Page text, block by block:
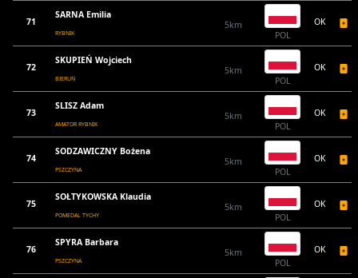
71
SARNA Emilia
RYBNIK
5km
POL
OK
72
SKUPIEŃ Wojciech
BIERUŃ
5km
POL
OK
73
SLISZ Adam
AMATOR RYBNIK
5km
POL
OK
74
SODZAWICZNY Bożena
PSZCZYNA
5km
POL
OK
75
SOŁTYKOWSKA Klaudia
POMEDAL TYCHY
5km
POL
OK
76
SPYRA Barbara
PSZCZYNA
5km
POL
OK